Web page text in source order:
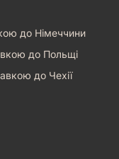
колода карт може
таємниці. Додайте
Богів
до Німеччини
до Польщі
до Чехії